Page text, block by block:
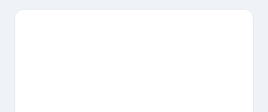
Arquitectónica de Le Corbusier, una Contribución Sobresaliente